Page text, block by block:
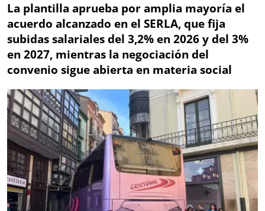
La plantilla aprueba por amplia mayoría el
acuerdo alcanzado en el SERLA, que fija
subidas salariales del 3,2% en 2026 y del 3%
en 2027, mientras la negociación del
convenio sigue abierta en materia social